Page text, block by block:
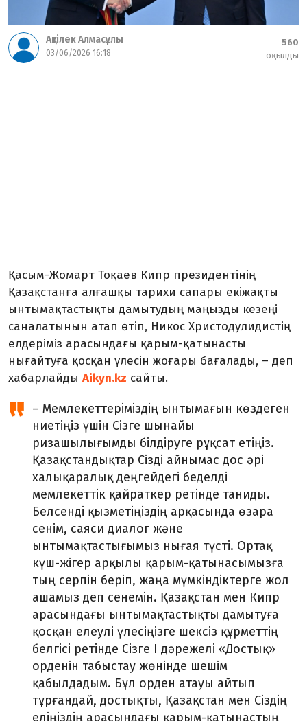
Ақтілек Алмасұлы
03/06/2026 16:18
560
оқылды
Қасым-Жомарт Тоқаев Кипр президентінің
Қазақстанға алғашқы тарихи сапары екіжақты
ынтымақтастықты дамытудың маңызды кезеңі
саналатынын атап өтіп, Никос Христодулидистің
елдеріміз арасындағы қарым-қатынасты
нығайтуға қосқан үлесін жоғары бағалады, – деп
хабарлайды Aikyn.kz сайты.
– Мемлекеттеріміздің ынтымағын көздеген
ниетіңіз үшін Сізге шынайы
ризашылығымды білдіруге рұқсат етіңіз.
Қазақстандықтар Сізді айнымас дос әрі
халықаралық деңгейдегі беделді
мемлекеттік қайраткер ретінде таниды.
Белсенді қызметіңіздің арқасында өзара
сенім, саяси диалог және
ынтымақтастығымыз нығая түсті. Ортақ
күш-жігер арқылы қарым-қатынасымызға
тың серпін беріп, жаңа мүмкіндіктерге жол
ашамыз деп сенемін. Қазақстан мен Кипр
арасындағы ынтымақтастықты дамытуға
қосқан елеулі үлесіңізге шексіз құрметтің
белгісі ретінде Сізге І дәрежелі «Достық»
орденін табыстау жөнінде шешім
қабылдадым. Бұл орден атауы айтып
тұрғандай, достықты, Қазақстан мен Сіздің
еліңіздің арасындағы қарым-қатынастың